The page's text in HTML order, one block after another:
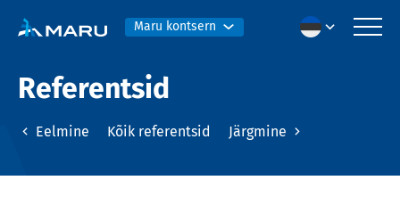
Maru kontsern
Referentsid
Eelmine Kõik referentsid Järgmine